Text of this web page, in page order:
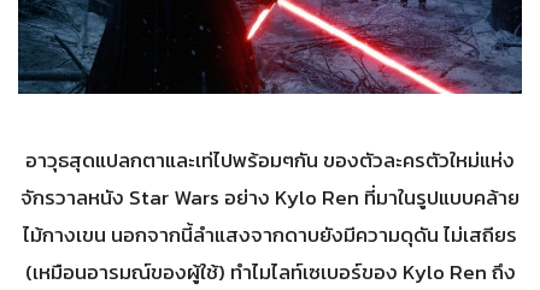
อาวุธสุดแปลกตาและเท่ไปพร้อมๆกัน ของตัวละครตัวใหม่แห่ง
จักรวาลหนัง Star Wars อย่าง Kylo Ren ที่มาในรูปแบบคล้าย
ไม้กางเขน นอกจากนี้ลำแสงจากดาบยังมีความดุดัน ไม่เสถียร
(เหมือนอารมณ์ของผู้ใช้) ทำไมไลท์เซเบอร์ของ Kylo Ren ถึง